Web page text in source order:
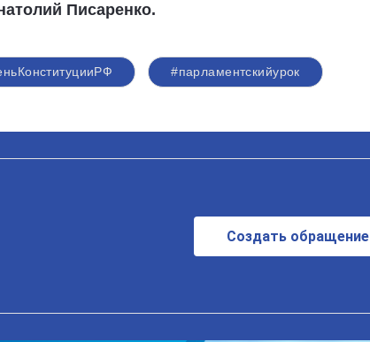
Писаренко.
#парламентскийурок
Создать обращение